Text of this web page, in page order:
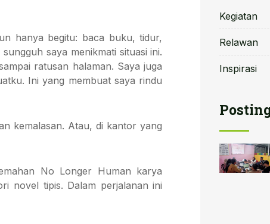
hanya begitu: baca buku, tidur,
saya menikmati situasi ini.
ratusan halaman. Saya juga
Ini yang membuat saya rindu
kemalasan. Atau, di kantor yang
No Longer Human karya
novel tipis. Dalam perjalanan ini
Kegiatan
Relawan
Inspirasi